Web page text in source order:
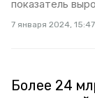
показатель
7 января 2024, 15:47
Более 24